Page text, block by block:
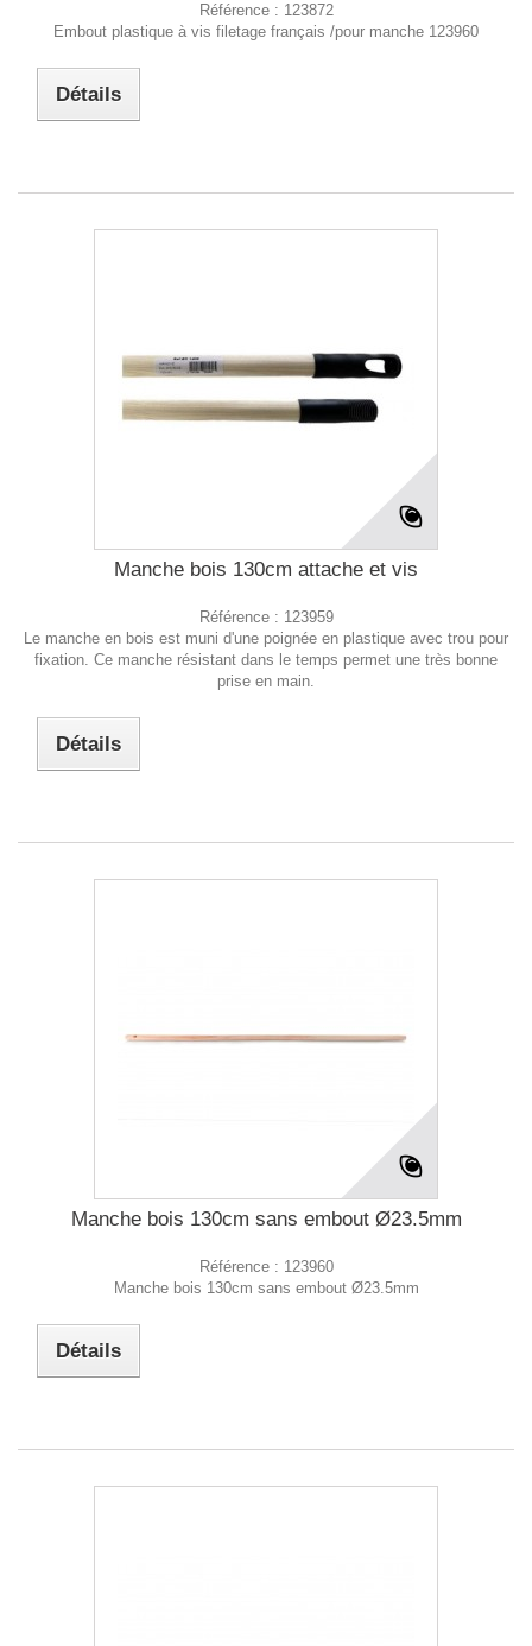
Référence : 123872
Embout plastique à vis filetage français /pour manche 123960
Détails
Manche bois 130cm attache et vis
Référence : 123959
Le manche en bois est muni d'une poignée en plastique avec trou pour
fixation. Ce manche résistant dans le temps permet une très bonne
prise en main.
Détails
Manche bois 130cm sans embout Ø23.5mm
Référence : 123960
Manche bois 130cm sans embout Ø23.5mm
Détails